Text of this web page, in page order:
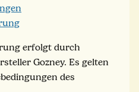
erfolgt durch
Gozney. Es gelten
des